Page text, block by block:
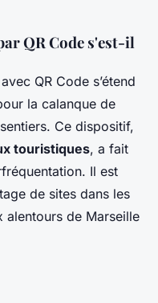
QR Code s'est-il
QR Code s’étend
la calanque de
Ce dispositif,
touristiques, a fait
Il est
de sites dans les
alentours de Marseille